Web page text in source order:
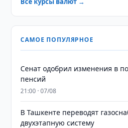
САМОЕ ПОПУЛЯРНОЕ
Сенат одобрил изменения в
пенсий
21:00 · 07/08
В Ташкенте переводят
двухэтапную систему